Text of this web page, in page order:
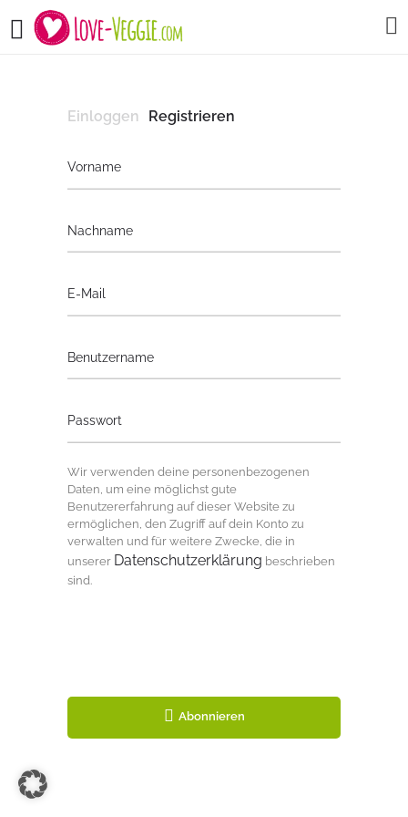
Einloggen Registrieren
Vorname
Nachname
E-Mail
Benutzername
Passwort
Wir verwenden deine personenbezogenen
Daten, um eine möglichst gute
Benutzererfahrung auf dieser Website zu
ermöglichen, den Zugriff auf dein Konto zu
verwalten und für weitere Zwecke, die in
unserer Datenschutzerklärung beschrieben
sind.
Abonnieren